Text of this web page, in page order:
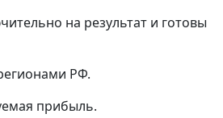
на результат и готовы
РФ.
прибыль.